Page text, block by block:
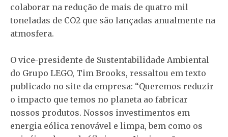
colaborar na redução de mais de quatro mil
toneladas de CO2 que são lançadas anualmente na
atmosfera.
O vice-presidente de Sustentabilidade Ambiental
do Grupo LEGO, Tim Brooks, ressaltou em texto
publicado no site da empresa: “Queremos reduzir
o impacto que temos no planeta ao fabricar
nossos produtos. Nossos investimentos em
energia eólica renovável e limpa, bem como os